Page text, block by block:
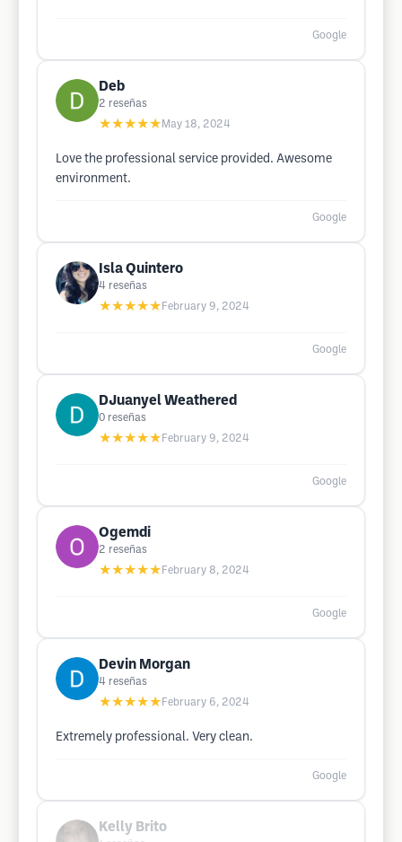
Google
Deb
2 reseñas
★★★★★ May 18, 2024
Love the professional service provided. Awesome
environment.
Google
Isla Quintero
4 reseñas
★★★★★ February 9, 2024
Google
DJuanyel Weathered
0 reseñas
★★★★★ February 9, 2024
Google
Ogemdi
2 reseñas
★★★★★ February 8, 2024
Google
Devin Morgan
4 reseñas
★★★★★ February 6, 2024
Extremely professional. Very clean.
Google
Kelly Brito